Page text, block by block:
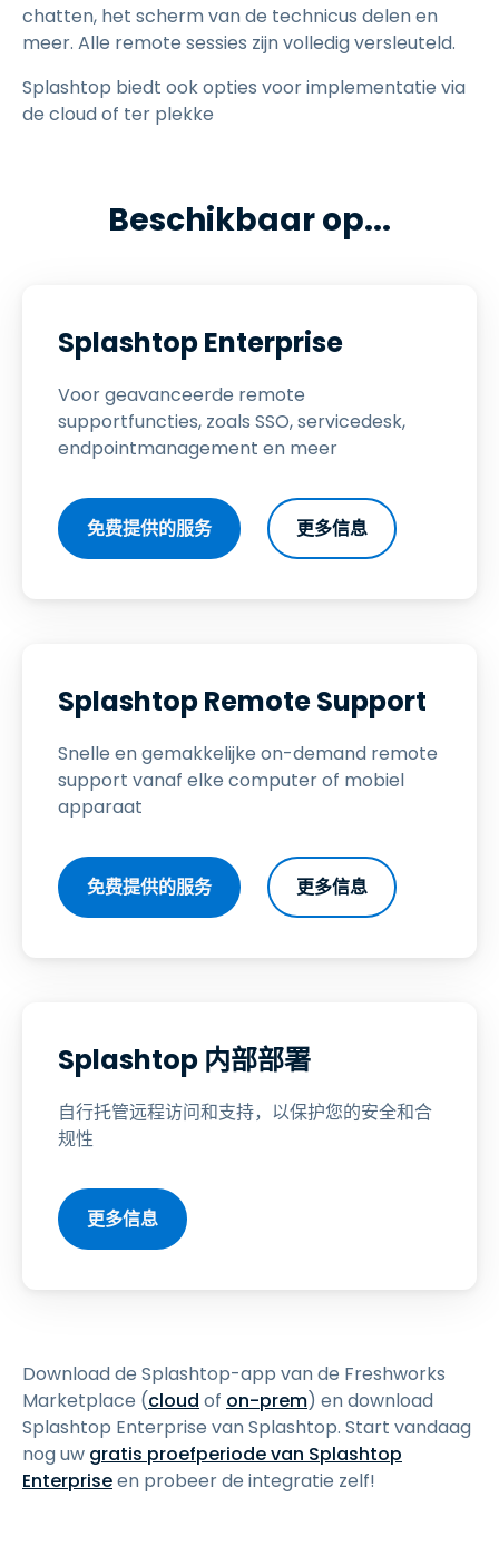
chatten, het scherm van de technicus delen en
meer. Alle remote sessies zijn volledig versleuteld.
Splashtop biedt ook opties voor implementatie via
de cloud of ter plekke
Beschikbaar op...
Splashtop Enterprise
Voor geavanceerde remote
supportfuncties, zoals SSO, servicedesk,
endpointmanagement en meer
免费提供的服务 更多信息
Splashtop Remote Support
Snelle en gemakkelijke on-demand remote
support vanaf elke computer of mobiel
apparaat
免费提供的服务 更多信息
Splashtop 内部部署
自行托管远程访问和支持，以保护您的安全和合
规性
更多信息
Download de Splashtop-app van de Freshworks
Marketplace (cloud of on-prem) en download
Splashtop Enterprise van Splashtop. Start vandaag
nog uw gratis proefperiode van Splashtop
Enterpriseen probeer de integratie zelf!